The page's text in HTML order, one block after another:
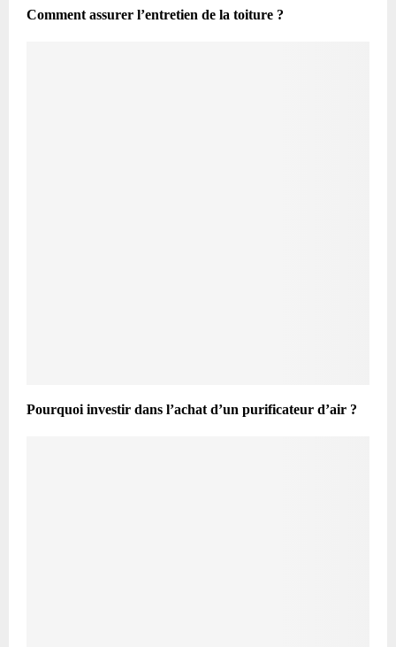
Comment assurer l’entretien de la toiture ?
Pourquoi investir dans l’achat d’un purificateur d’air ?